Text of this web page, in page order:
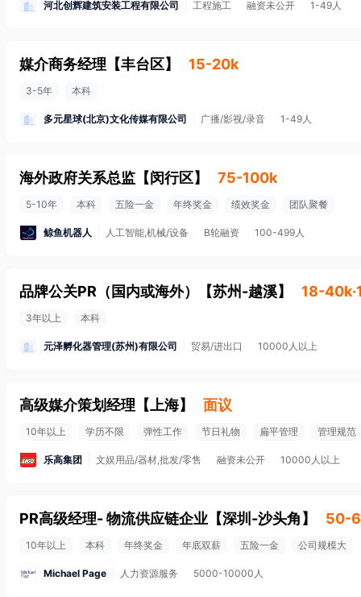
河北创辉建筑安装工程有限公司 工程施工 融资未公开 1-49人
媒介商务经理 【丰台区】 15-20k
3-5年 本科
多元星球(北京)文化传媒有限公司 广播/影视/录音 1-49人
海外政府关系总监 【闵行区】 75-100k
5-10年 本科 五险一金 年终奖金 绩效奖金 团队聚餐
鲸鱼机器人 人工智能,机械/设备 B轮融资 100-499人
品牌公关PR（国内或海外） 【苏州-越溪】 18-
3年以上 本科
元泽孵化器管理(苏州)有限公司 贸易/进出口 10000人以上
高级媒介策划经理 【 上海】 面议
10年以上 学历不限 弹性工作 节日礼物 扁平管理 管理规范
乐高集团 文娱用品/器材,批发/零售 融资未公开 10000人以上
PR高级经理- 物流供应链企业 【深圳-沙头角 】 50-
10年以上 本科 年终奖金 年底双薪 五险一金 公司规模大
Michael Page 人力资源服务 5000-10000人